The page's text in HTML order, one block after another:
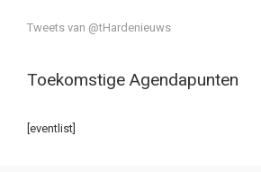
Tweets van @tHardenieuws
Toekomstige Agendapunten
[eventlist]